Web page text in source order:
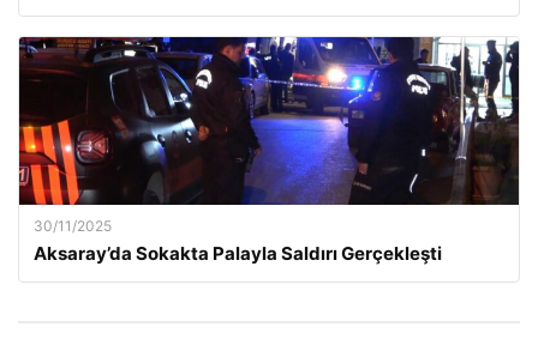
30/11/2025
Aksaray’da Sokakta Palayla Saldırı Gerçekleşti